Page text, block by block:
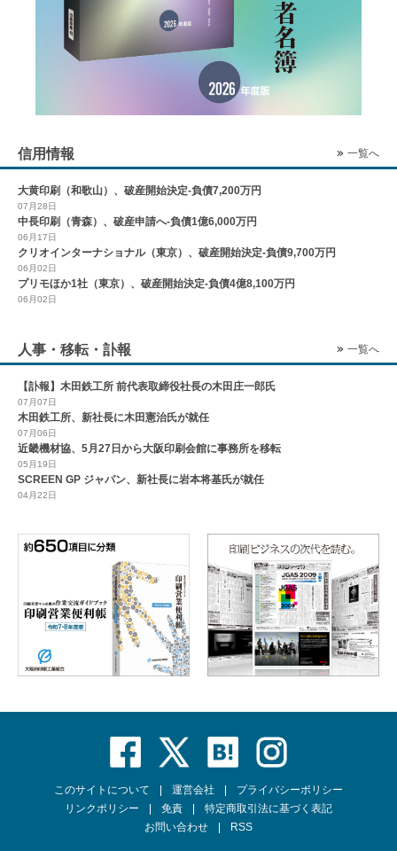
信用情報 一覧へ
大黄印刷（和歌山）、破産開始決定-負債7,200万円
07月28日
中長印刷（青森）、破産申請へ-負債1億6,000万円
06月17日
クリオインターナショナル（東京）、破産開始決定-負債9,700万円
06月02日
プリモほか1社（東京）、破産開始決定-負債4億8,100万円
06月02日
人事・移転・訃報 一覧へ
【訃報】木田鉄工所 前代表取締役社長の木田庄一郎氏
07月07日
木田鉄工所、新社長に木田憲治氏が就任
07月06日
近畿機材協、5月27日から大阪印刷会館に事務所を移転
05月19日
SCREEN GP ジャパン、新社長に岩本将基氏が就任
04月22日
このサイトについて 運営会社
プライバシーポリシー
リンクポリシー
免責
特定商取引法に基づく表記
お問い合わせ
RSS